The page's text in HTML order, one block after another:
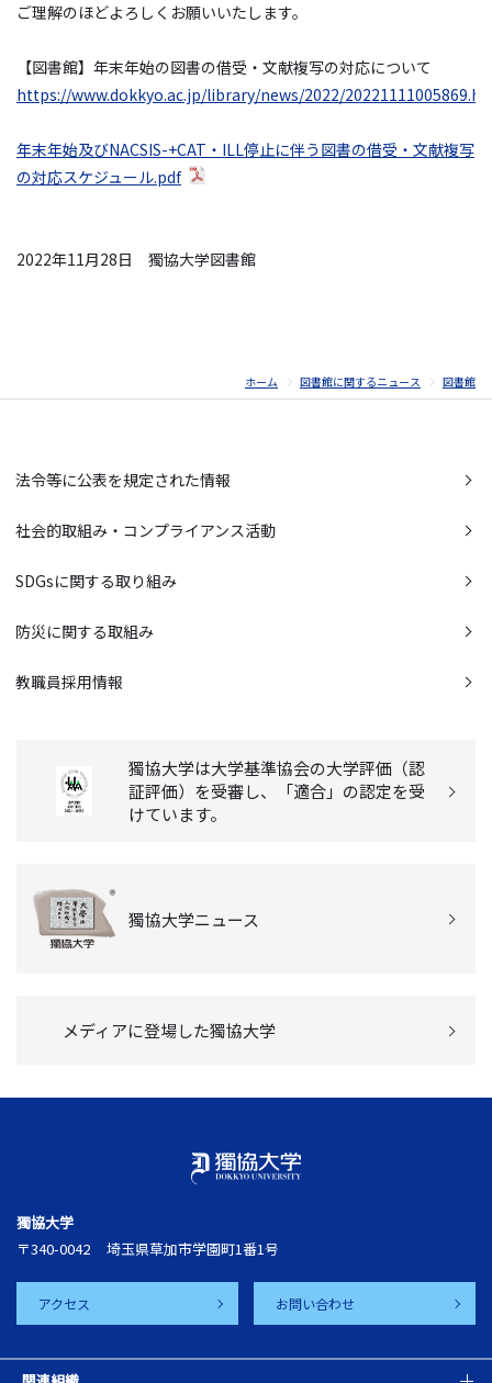
ご理解のほどよろしくお願いいたします。
【図書館】年末年始の図書の借受・文献複写の対応について
https://www.dokkyo.ac.jp/library/news/2022/
年末年始及びNACSIS-+CAT・ILL停止に伴う図書の借受・文献複写
の対応スケジュール.pdf
2022年11月28日 獨協大学図書館
ホーム 図書館に関するニュース 図書館
法令等に公表を規定された情報
社会的取組み・コンプライアンス活動
SDGsに関する取り組み
防災に関する取組み
教職員採用情報
獨協大学は大学基準協会の大学評価（認
証評価）を受審し、「適合」の認定を受
けています。
獨協大学ニュース
メディアに登場した獨協大学
獨協大学
〒340-0042
埼玉県草加市学園町1番1号
アクセス お問い合わせ